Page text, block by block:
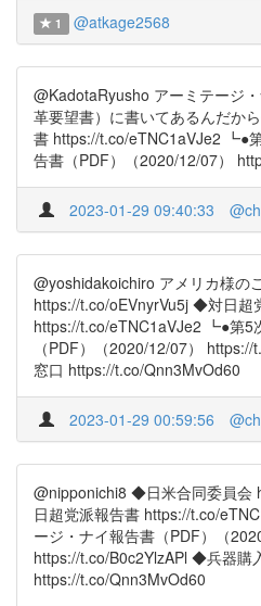
1 @atkage2568
@KadotaRyusho アーミテージ
革要望書）に書いてあるんだか
書 https://t.co/eTNC1aVJe2 ┗●
告書（PDF）（2020/12/07）
2023-01-29 09:40:33
@yoshidakoichiro アメリカ様の
https://t.co/oEVnyrVu5j ◆対日超
https://t.co/eTNC1aVJe2 ┗●第5
（PDF）（2020/12/07）
窓口 https://t.co/Qnn3MvOd60
2023-01-29 00:59:56
@nipponichi8 ◆日米合同委員会
日超党派報告書 https://t.co/
ージ・ナイ報告書（PDF）（
https://t.co/B0c2YlzAPl ◆兵器購
https://t.co/Qnn3MvOd60